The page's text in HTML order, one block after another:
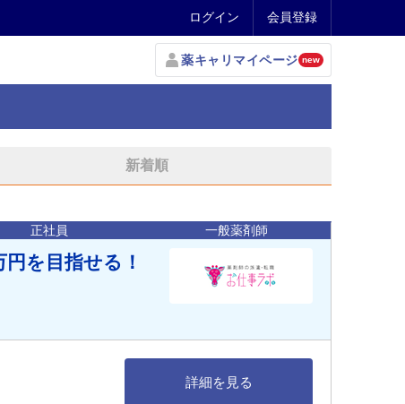
ログイン 会員登録
薬キャリマイページ new
新着順
正社員 一般薬剤師
を目指せる！
詳細を見る